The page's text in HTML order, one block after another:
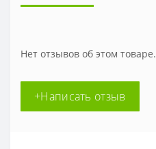
Нет отзывов об этом товаре.
+Написать отзыв